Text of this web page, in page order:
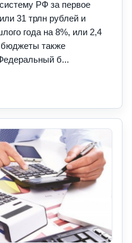
РФ за первое
31 трлн рублей и
года на 8%, или 2,4
бюджеты также
б...